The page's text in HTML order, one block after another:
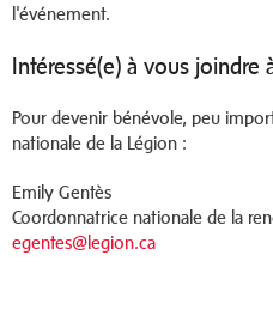
l'événement.
Intéressé(e) à vous joindre
Pour devenir bénévole, peu
nationale de la Légion :
Emily Gentès
Coordonnatrice nationale de la
egentes@legion.ca